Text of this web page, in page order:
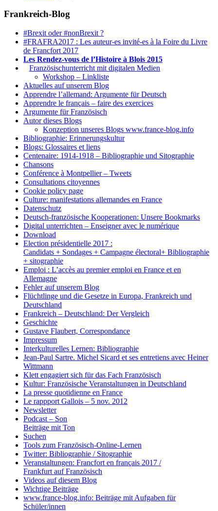
Frankreich-Blog
#Brexit oder #nonBrexit ?
#FRAFRA2017 : Les auteur-es invité-es à la Foire du Livre
de Francfort 2017
Les Rendez-vous de l’Histoire à Blois 2015
Französischunterricht mit digitalen Medien
Workshop – Linkliste
Aktuelles auf unserem Blog
Apprendre l’allemand: Argumente für Deutsch
Apprendre le français – faire des exercices
Argumente für Französisch
Autor dieses Blogs
Konzeption unseres Blogs www.france-blog.info
Bibliographie: Erinnerungskultur
Blogs: Glossaires et liens
Centenaire: 1914-1918 – Bibliographie und Sitographie
Chansons
Conférence à Montpellier – Tweets
Consultations citoyennes
Cookie policy page
Culture: manifestations allemandes en France
Datenschutz
Deutsch-französische Kooperationen: Unsere Bookmarks
Digital unterrichten – Enseigner avec le numérique
Download
Election présidentielle 2017 :
Candidats + Sondages + Campagne électoral+ Bibliographie
+ sitographie
Emploi : L’accès au premier emploi en France et en
Allemagne
Fehler auf unserem Blog
Flüchtlinge und die Gesetze in Europa, Frankreich und
Deutschland
Frankreich – Deutschland: Der Vergleich
Geschichte
Gustave Flaubert, Correspondance
Impressum
Interkulturelles Lernen: Bibliographie
Jean-Paul Sartre. Michel Sicard et ses entretiens avec Heiner
Wittmann
Klett engagiert sich für das Fach Französisch
Kultur: Französische Veranstaltungen in Deutschland
La presse quotidienne en France
Le rappport Gallois – 5 nov. 2012
Newsletter
Podcast – Son
Beiträge mit Ton
Suchen
Tools zum Französisch-Online-Lernen
Twitter: Bibliographie / Sitographie
Veranstaltungen: Francfort en français 2017 /
Frankfurt auf Französisch
Videos auf diesem Blog
Wichtige Beiträge
www.france-blog.info: Beiträge mit Aufgaben für
Schüler/innen